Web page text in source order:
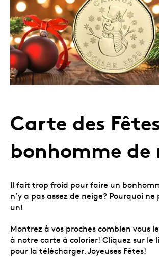
Carte des
bonhomme de
Il fait trop froid pour faire un
n’y a pas assez de neige? Pourquoi ne
un!
Montrez à vos proches combien vous
à notre carte à colorier! Cliquez sur le
pour la télécharger. Joyeuses Fêtes!